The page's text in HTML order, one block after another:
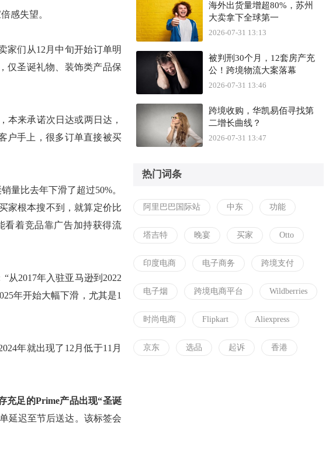
感失望。
家们 从12月 中旬开始订单明
仅圣诞礼物、装饰类产品保
本来承诺次日达或两日达，
户手上，很多订单直接被买
销量比去年下滑了超过50%。
家根本搜不到，就算定价比
看着竞品靠广告加持获得流
“从2017年入驻亚马逊到2022
年开始大幅下滑 ，尤其是1
年就出现了 12月低于11月
充足的Prime产品出现“圣诞
延迟至节后送达。该标签会
海外出货量增超80%，苏州
大卖拿下全球第一
2026-07-31 13:13
被判刑30个月，12套房产充
公！跨境物流大案落幕
2026-07-31 13:46
跨境收购，华凯易佰寻找第
二增长曲线？
2026-07-31 13:47
热门词条
阿里巴巴国际站 中东 功能
塔吉特 晚宴 买家 Otto
印度电商 电子商务 跨境支付
电子烟 跨境电商平台 Wildberries
时尚电商 Flipkart Aliexpress
京东 选品 起诉 香港